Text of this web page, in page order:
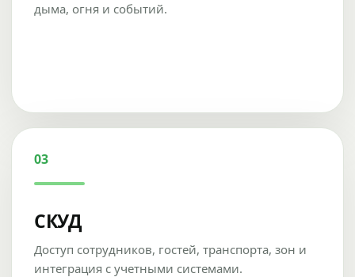
дыма, огня и событий.
03
СКУД
Доступ сотрудников, гостей, транспорта, зон и
интеграция с учетными системами.